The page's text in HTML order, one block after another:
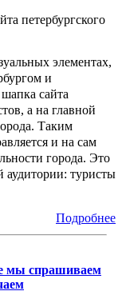
петербургского
элементах,
и
сайта
а на главной
Таким
и на сам
города. Это
аудитории: туристы
Подробнее
мы спрашиваем